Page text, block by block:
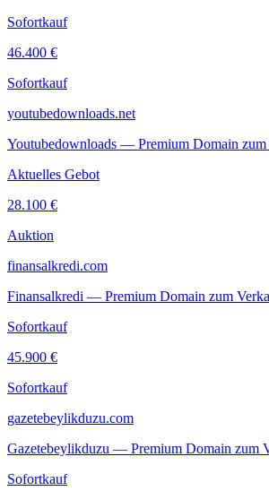
Sofortkauf
46.400 €
Sofortkauf
youtubedownloads.net
Youtubedownloads — Premium Domain zum
Aktuelles Gebot
28.100 €
Auktion
finansalkredi.com
Finansalkredi — Premium Domain zum
Sofortkauf
45.900 €
Sofortkauf
gazetebeylikduzu.com
Gazetebeylikduzu — Premium Domain zum
Sofortkauf